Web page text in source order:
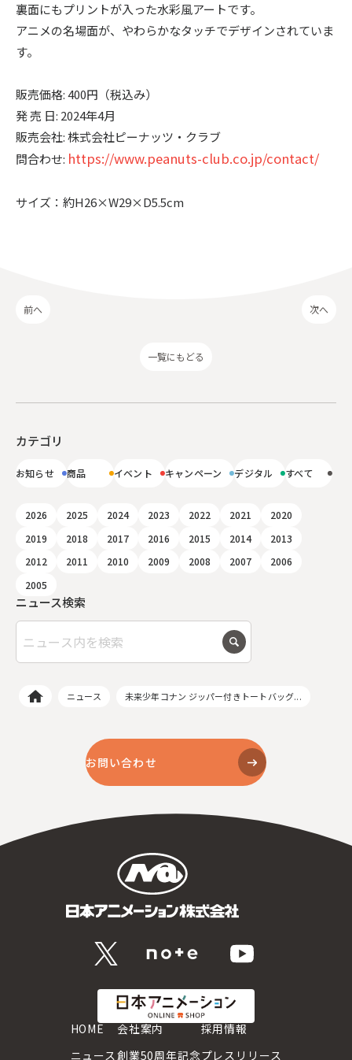
裏面にもプリントが入った水彩風アートです。
アニメの名場面が、やわらかなタッチでデザインされていま
す。
販売価格: 400円（税込み）
発 売 日: 2024年4月
販売会社: 株式会社ピーナッツ・クラブ
問合わせ: https://www.peanuts-club.co.jp/contact/
サイズ：約H26×W29×D5.5cm
前へ
一覧にもどる
次へ
ニュース検索
カテゴリ
お知らせ 商品 イベント キャンペーン デジタル すべて
2026 2025 2024 2023 2022 2021
2020
2019
2018 2017 2016 2015 2014
2013
2012
2011 2010 2009 2008 2007
2006
2005
ニュース 未来少年コナン ジッパー付きトートバッグ...
お問い合わせ
HOME
ニュース
会社案内
創業50周年記念
採用情報
プレスリリース